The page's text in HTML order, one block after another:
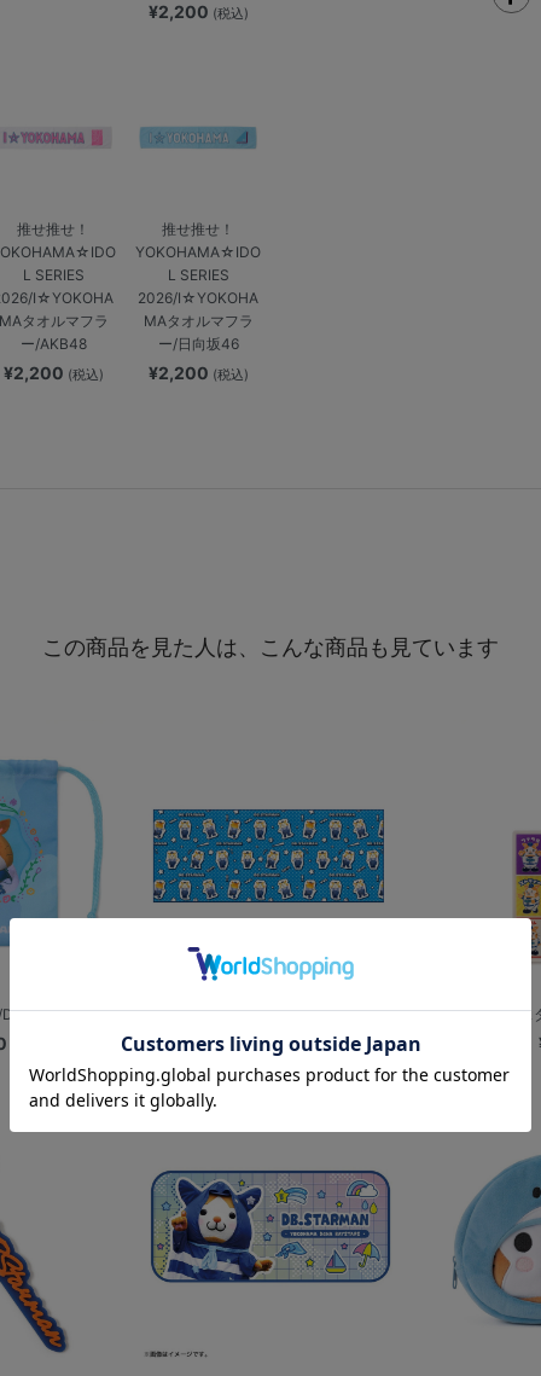
¥2,200 (税込)
推せ推せ！
L SERIES
I☆YOKOHA
タオルマフラ
ー/AKB48
¥2,200 (税込)
推せ推せ！
YOKOHAMA☆IDO
L SERIES
2026/I☆YOKOHA
MAタオルマフラ
ー/日向坂46
¥2,200 (税込)
この商品を見た人は、こんな商品も見ています
スターマン 休日DB.スターマン/フェイスタオル
¥2,000
スタディDB.ス